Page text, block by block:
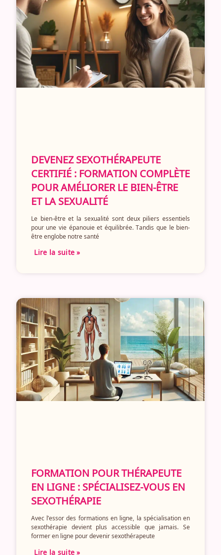
DEVENEZ SEXOTHÉRAPEUTE
CERTIFIÉ : FORMATION COMPLÈTE
POUR AMÉLIORER LE BIEN-ÊTRE
ET LA SEXUALITÉ
Le bien-être et la sexualité sont deux piliers essentiels
pour une vie épanouie et équilibrée. Tandis que le bien-
être englobe notre santé
Lire la suite »
FORMATION POUR THÉRAPEUTE
EN LIGNE : SPÉCIALISEZ-VOUS EN
SEXOTHÉRAPIE
Avec l’essor des formations en ligne, la spécialisation en
sexothérapie devient plus accessible que jamais. Se
former en ligne pour devenir sexothérapeute
Lire la suite »